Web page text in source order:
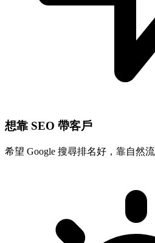
想靠 SEO 帶客戶
希望 Google 搜尋排名好，靠自然